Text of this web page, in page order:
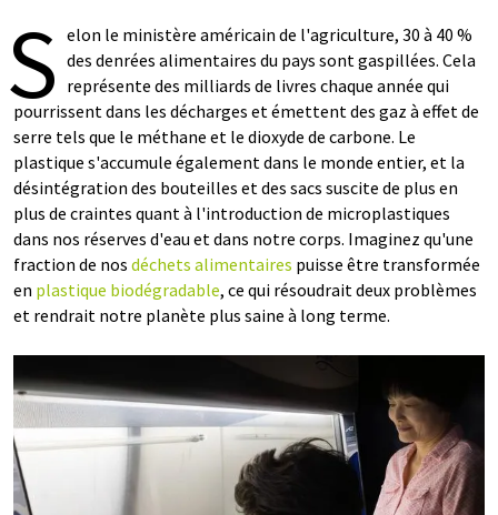
S elon le ministère américain de l'agriculture, 30 à 40 %
des denrées alimentaires du pays sont gaspillées. Cela
représente des milliards de livres chaque année qui
pourrissent dans les décharges et émettent des gaz à effet de
serre tels que le méthane et le dioxyde de carbone. Le
plastique s'accumule également dans le monde entier, et la
désintégration des bouteilles et des sacs suscite de plus en
plus de craintes quant à l'introduction de microplastiques
dans nos réserves d'eau et dans notre corps. Imaginez qu'une
fraction de nos déchets alimentaires puisse être transformée
en plastique biodégradable, ce qui résoudrait deux problèmes
et rendrait notre planète plus saine à long terme.